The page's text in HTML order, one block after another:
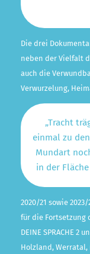
Die drei
neben der Vielfalt
auch die
Verwurzelung,
„Tracht
einmal zu
Mundart
in der
2020/21 sowie
für die Fortsetzung
DEINE SPRACHE
Holzland, Werratal,